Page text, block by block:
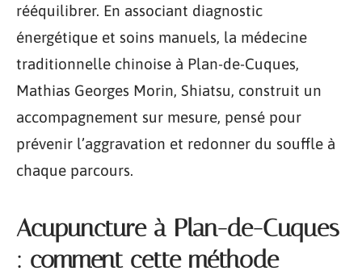
rééquilibrer. En associant diagnostic
énergétique et soins manuels, la médecine
traditionnelle chinoise à Plan-de-Cuques,
Mathias Georges Morin, Shiatsu, construit un
accompagnement sur mesure, pensé pour
prévenir l’aggravation et redonner du souffle à
chaque parcours.
Acupuncture à Plan-de-Cuques
: comment cette méthode